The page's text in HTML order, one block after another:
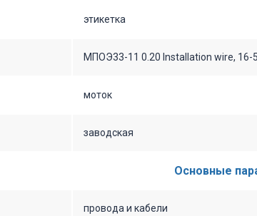
этикетка
МПОЭ33-11 0.20 Installation wire, 16-
моток
заводская
Основные
провода и кабели